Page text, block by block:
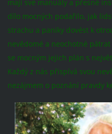
mají své manuály a přesné
dílo mocných podařilo, jak
strachu a paniky dovést k
nevědomé a neochotné
se mocným jejich plán s
Každý z nás přispívá svou
nezájmem o poznání pravdy